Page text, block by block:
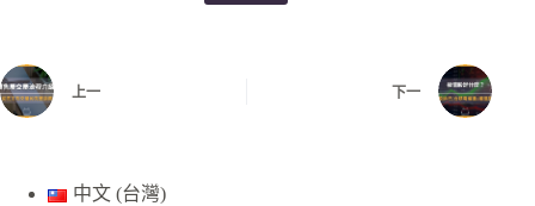
上一 下一
中文 (台灣)